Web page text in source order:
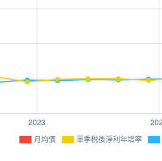
月均價 單季稅後淨利年增率